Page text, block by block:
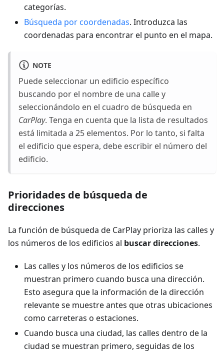
categorías.
Búsqueda por coordenadas. Introduzca las
coordenadas para encontrar el punto en el mapa.
NOTE
Puede seleccionar un edificio específico
buscando por el nombre de una calle y
seleccionándolo en el cuadro de búsqueda en
CarPlay. Tenga en cuenta que la lista de resultados
está limitada a 25 elementos. Por lo tanto, si falta
el edificio que espera, debe escribir el número del
edificio.
Prioridades de búsqueda de
direcciones
La función de búsqueda de CarPlay prioriza las calles y
los números de los edificios al buscar direcciones.
Las calles y los números de los edificios se
muestran primero cuando busca una dirección.
Esto asegura que la información de la dirección
relevante se muestre antes que otras ubicaciones
como carreteras o estaciones.
Cuando busca una ciudad, las calles dentro de la
ciudad se muestran primero, seguidas de los